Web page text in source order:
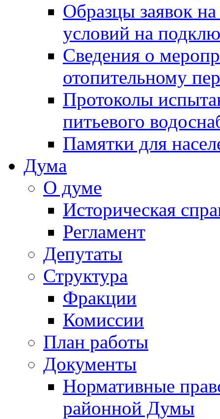
Образцы заявок
условий на
Сведения о
отопительному
Протоколы
питьевого
Памятки для
Дума
О думе
Историческая
Регламент
Депутаты
Структура
Фракции
Комиссии
План работы
Документы
Нормативные
районной Думы